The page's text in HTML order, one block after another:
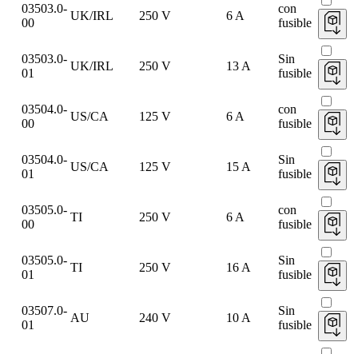
03503.0-
00
UK/IRL 250 V 6 A
con
fusible
03503.0-
01
UK/IRL 250 V 13 A
Sin
fusible
03504.0-
00
US/CA 125 V 6 A
con
fusible
03504.0-
01
US/CA 125 V 15 A
Sin
fusible
03505.0-
00
TI 250 V 6 A
con
fusible
03505.0-
01
TI 250 V 16 A
Sin
fusible
03507.0-
01
AU 240 V 10 A
Sin
fusible